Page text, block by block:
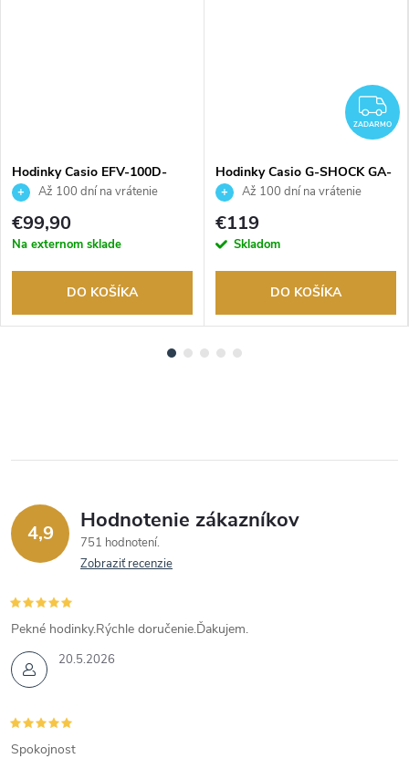
Hodinky Casio EFV-100D-
1AVUEFAž 100 dní na vrátenie
tovaru. Autorizovaný predajca.
€99,90
Na externom sklade
DO KOŠÍKA
ZADARMO
Hodinky Casio G-SHOCK GA-
100-1A1ER
Až 100 dní na vrátenie
tovaru. Autorizovaný predajca.
€119
Skladom
DO KOŠÍKA
4,9 Hodnotenie zákazníkov
751 hodnotení
Zobraziť recenzie
20.5.2026
Pekné hodinky.Rýchle doručenie.Ďakujem.
Spokojnost